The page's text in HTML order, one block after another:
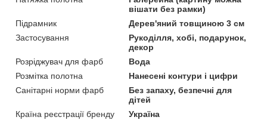
вішати без рамки)
Підрамник
Дерев'яний товщиною 3 см
Застосування
Рукоділля, хобі, подарунок,
декор
Розріджувач для фарб
Вода
Розмітка полотна
Нанесені контури і цифри
Санітарні норми фарб
Без запаху, безпечні для
дітей
Країна реєстрації бренду
Україна